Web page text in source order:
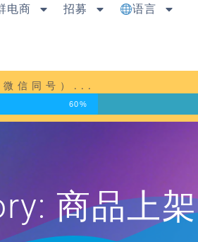
电商 招募 语言
信同号）...
60%
商品上架